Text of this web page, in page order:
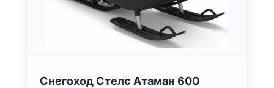
Снегоход Стелс Атаман 600